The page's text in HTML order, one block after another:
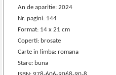
An de aparitie: 2024
Nr. pagini: 144
Format: 14 x 21 cm
Coperti: brosate
Carte in limba: romana
Stare: buna